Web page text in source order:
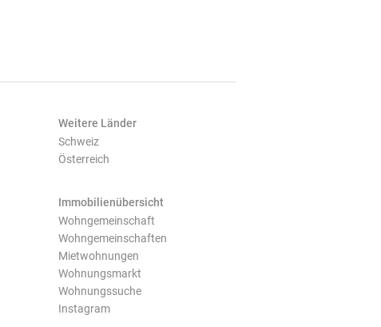
Weitere Länder
Schweiz
Österreich
Immobilienübersicht
Wohngemeinschaft
Wohngemeinschaften
Mietwohnungen
Wohnungsmarkt
Wohnungssuche
Instagram